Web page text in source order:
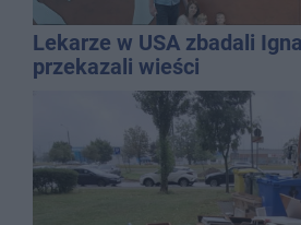
Lekarze w USA zbadali
przekazali wieści